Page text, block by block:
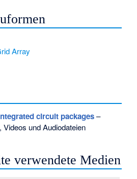
Array
circuit packages–
und Audiodateien
verwendete Medien